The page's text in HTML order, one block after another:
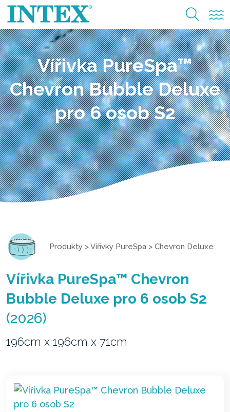
Vířivka PureSpa™
Chevron Bubble Deluxe
pro 6 osob S2
Produkty >Vířivky PureSpa > Chevron Deluxe
Vířivka PureSpa™ Chevron
Bubble Deluxe pro 6 osob S2
(2026)
196cm x 196cm x 71cm